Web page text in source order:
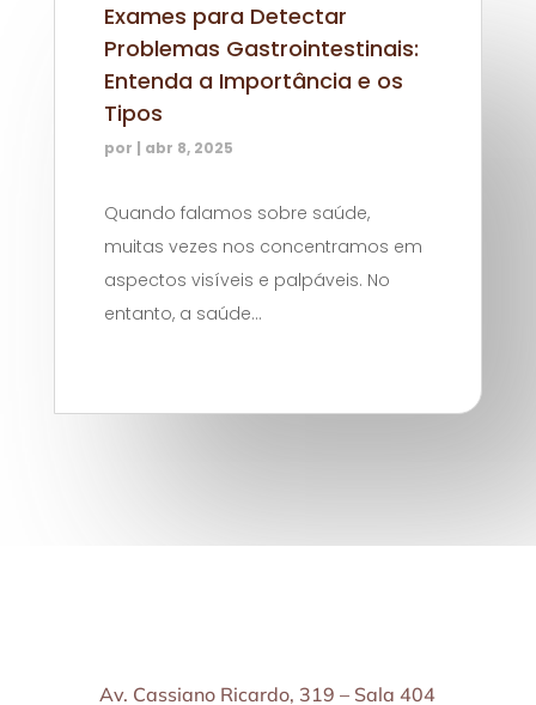
Exames para Detectar
Problemas Gastrointestinais:
Entenda a Importância e os
Tipos
por | abr 8, 2025
Quando falamos sobre saúde,
muitas vezes nos concentramos em
aspectos visíveis e palpáveis. No
entanto, a saúde...
Av. Cassiano Ricardo, 319 – Sala 404